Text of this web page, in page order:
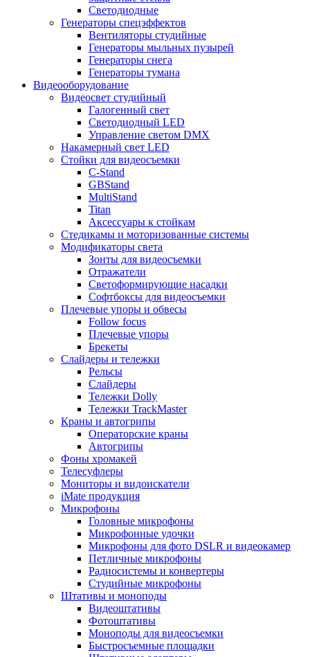
Светодиодные
Генераторы спецэффектов
Вентиляторы студийные
Генераторы мыльных пузырей
Генераторы снега
Генераторы тумана
Видеооборудование
Видеосвет студийный
Галогенный свет
Светодиодный LED
Управление светом DMX
Накамерный свет LED
Стойки для видеосъемки
C-Stand
GBStand
MultiStand
Titan
Аксессуары к стойкам
Стедикамы и моторизованные системы
Модификаторы света
Зонты для видеосъемки
Отражатели
Светоформирующие насадки
Софтбоксы для видеосъемки
Плечевые упоры и обвесы
Follow focus
Плечевые упоры
Брекеты
Слайдеры и тележки
Рельсы
Слайдеры
Тележки Dolly
Тележки TrackMaster
Краны и автогрипы
Операторские краны
Автогрипы
Фоны хромакей
Телесуфлеры
Мониторы и видоискатели
iMate продукция
Микрофоны
Головные микрофоны
Микрофонные удочки
Микрофоны для фото DSLR и видеокамер
Петличные микрофоны
Радиосистемы и конвертеры
Студийные микрофоны
Штативы и моноподы
Видеоштативы
Фотоштативы
Моноподы для видеосъемки
Быстросъемные площадки